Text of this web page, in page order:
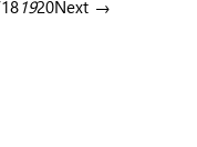
181920Next →